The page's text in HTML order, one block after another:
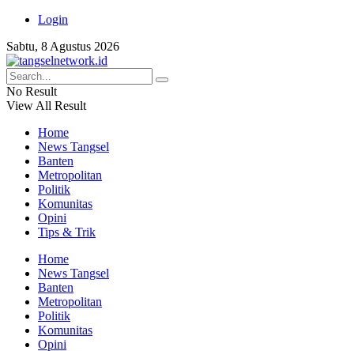
Login
Sabtu, 8 Agustus 2026
No Result
View All Result
Home
News Tangsel
Banten
Metropolitan
Politik
Komunitas
Opini
Tips & Trik
Home
News Tangsel
Banten
Metropolitan
Politik
Komunitas
Opini